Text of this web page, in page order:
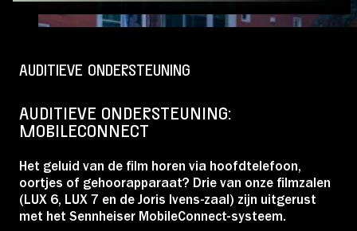
Educatie
Over Stichting LUX
Nieuws
Account
AUDITIEVE ONDERSTEUNING
AUDITIEVE ONDERSTEUNING:
MOBILECONNECT
Het geluid van de film horen via hoofdtelefoon,
oortjes of gehoorapparaat? Drie van onze filmzalen
(LUX 6, LUX 7 en de Joris Ivens-zaal) zijn uitgerust
met het Sennheiser MobileConnect-systeem.